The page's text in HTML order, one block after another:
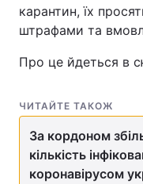
Україна
Економіка
Техно і зв'язок
карантин, їх
штрафами та
Про це йдеться в
ЧИТАЙТЕ ТАКОЖ
За кордоном
кількість
коронавірусом